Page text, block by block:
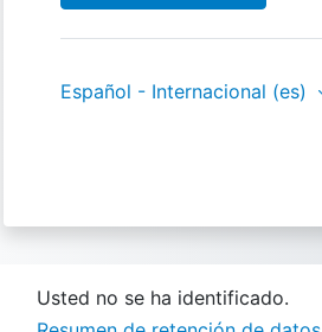
Español - Internacional ‎(es)‎
Usted no se ha identificado.